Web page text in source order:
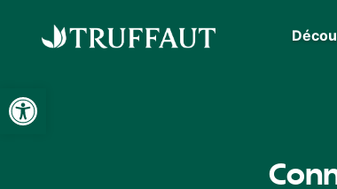
Ouvrir la barre d’outils